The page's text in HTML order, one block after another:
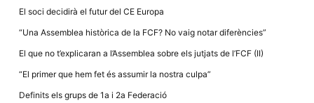
El soci decidirà el futur del CE Europa
“Una Assemblea històrica de la FCF? No vaig notar diferències”
El que no t’explicaran a l’Assemblea sobre els jutjats de l’FCF (II)
“El primer que hem fet és assumir la nostra culpa”
Definits els grups de 1a i 2a Federació
d'usuari